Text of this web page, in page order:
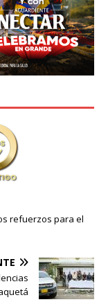
refuerzos para el